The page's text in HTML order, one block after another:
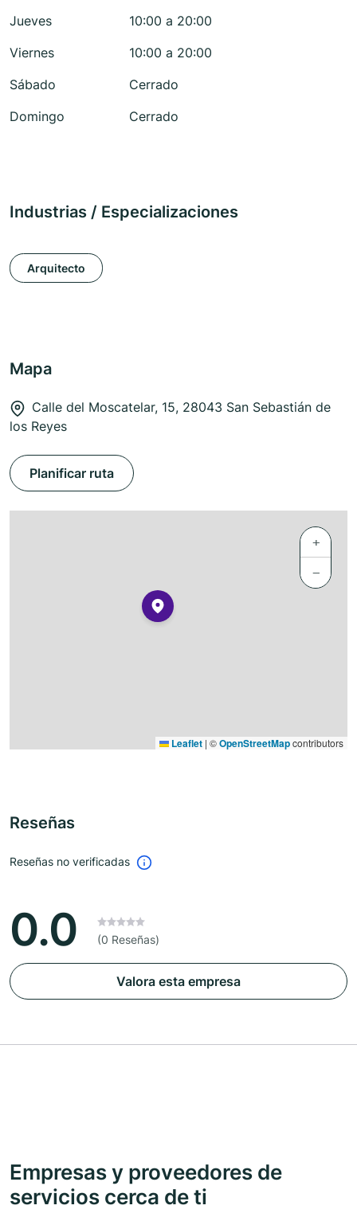
Jueves
10:00 a 20:00
Viernes
10:00 a 20:00
Sábado
Cerrado
Domingo
Cerrado
Industrias / Especializaciones
Arquitecto
Mapa
Calle del Moscatelar, 15, 28043 San Sebastián de
los Reyes
Planificar ruta
+
−
Leaflet | ©OpenStreetMapcontributors
Reseñas
Reseñas no verificadas
0.0 (0 Reseñas)
Valora esta empresa
Empresas y proveedores de
servicios cerca de ti